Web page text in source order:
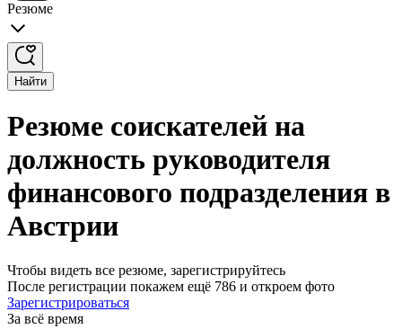
Резюме
Найти
Резюме соискателей на
должность руководителя
финансового подразделения в
Австрии
Чтобы видеть все резюме, зарегистрируйтесь
После регистрации покажем ещё 786 и откроем фото
Зарегистрироваться
За всё время